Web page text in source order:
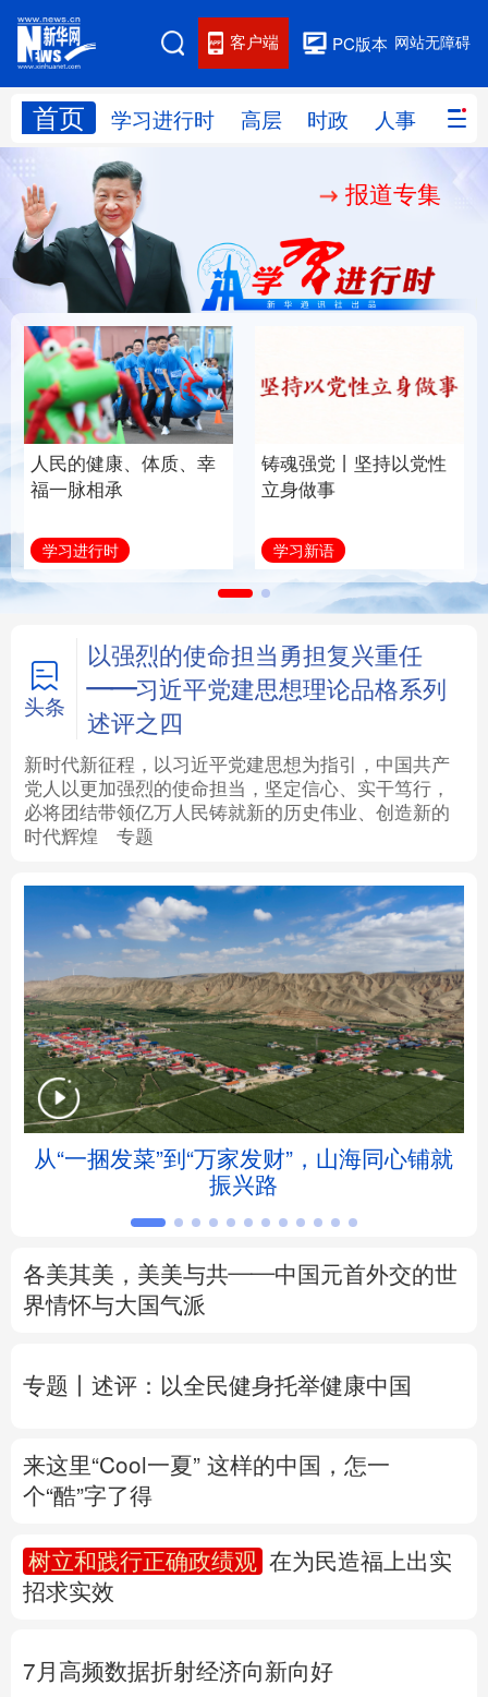
网站无障碍
PC版本
客户端
首页 学习进行时 高层 时政 人事 国际
网站地图
学习进行时 人事
国际 财经 网评
思客智库 全球连线 教育
科技 科创
文化 书画
访谈 视频 图片 政务
信息化 数字经济
学术中国 乡村振兴 银龄 溯源中国
城市 旅游 能源 会展
彩票 娱乐 时尚 悦读
公益 一带一路 亚太网 上市公司
地方频道
北京 天津 河北 山西
辽宁 吉林 上海 江苏
浙江 安徽 福建 江西
四川 贵州
多语种频道
English Español Français عربى
Deutsch Português
报道专集
人民的健康、体质、幸
福一脉相承
学习进行时
铸魂强党丨坚持以党性
立身做事
学习新语
头条
以强烈的使命担当勇担复兴重任
——习近平党建思想理论品格系列
述评之四
新时代新征程，以习近平党建思想为指引，中国共产
党人以更加强烈的使命担当，坚定信心、实干笃行，
必将团结带领亿万人民铸就新的历史伟业、创造新的
时代辉煌
专题
从“一捆发菜”到“万家发财”，山海同心铺就
振兴路
各美其美，美美与共——中国元首外交的世
界情怀与大国气派
专题丨 述评：以全民健身托举健康中国
来这里“Cool一夏” 这样的中国，怎一
个“酷”字了得
树立和践行正确政绩观
在为民造福上出实
招求实效
7月高频数据折射经济向新向好